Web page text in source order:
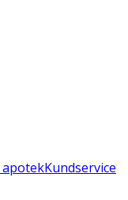
Kundservice